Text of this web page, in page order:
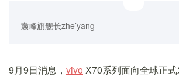
巅峰旗舰长zhe’yang
9月9日消息， vivo X70系列面向全球正